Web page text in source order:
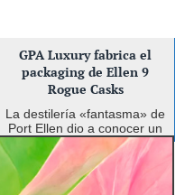
GPA Luxury fabrica el
packaging de Ellen 9
Rogue Casks
La destilería «fantasma» de
Port Ellen dio a conocer un
nuevo lanzamiento: un
whisky de 40 años obtenido
de toneles redescubiertos
en sus almacenes. El